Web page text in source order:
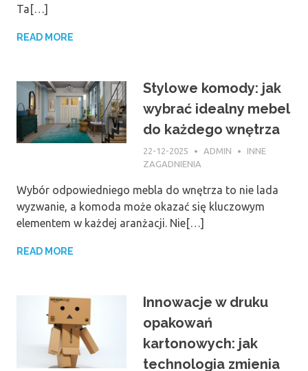
Ta[…]
READ MORE
Stylowe komody: jak
wybrać idealny mebel
do każdego wnętrza
22-12-2025 ADMIN
INNE
ZAGADNIENIA
Wybór odpowiedniego mebla do wnętrza to nie lada
wyzwanie, a komoda może okazać się kluczowym
elementem w każdej aranżacji. Nie[…]
READ MORE
Innowacje w druku
opakowań
kartonowych: jak
technologia zmienia